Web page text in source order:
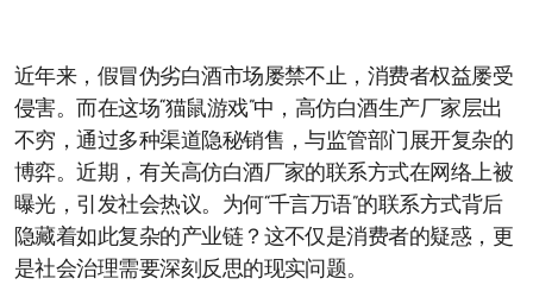
近年来，假冒伪劣白酒市场屡禁不止，消费者权益屡受
侵害。而在这场“猫鼠游戏”中，高仿白酒生产厂家层出
不穷，通过多种渠道隐秘销售，与监管部门展开复杂的
博弈。近期，有关高仿白酒厂家的联系方式在网络上被
曝光，引发社会热议。为何“千言万语”的联系方式背后
隐藏着如此复杂的产业链？这不仅是消费者的疑惑，更
是社会治理需要深刻反思的现实问题。